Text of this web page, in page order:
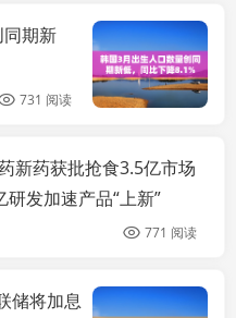
期新
731 阅读
新药获批抢食3.5亿市场
发加速产品“上新”
771 阅读
储将加息